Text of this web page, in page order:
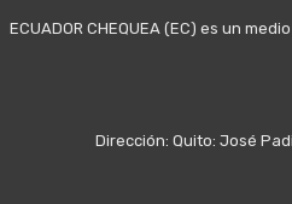
ECUADOR CHEQUEA (EC) es un
Dirección: Quito: José